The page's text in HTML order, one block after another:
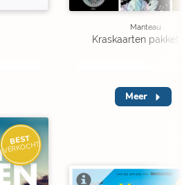
Manteau
Kraskaarten pakket
Meer
BEST
VERKOCHT